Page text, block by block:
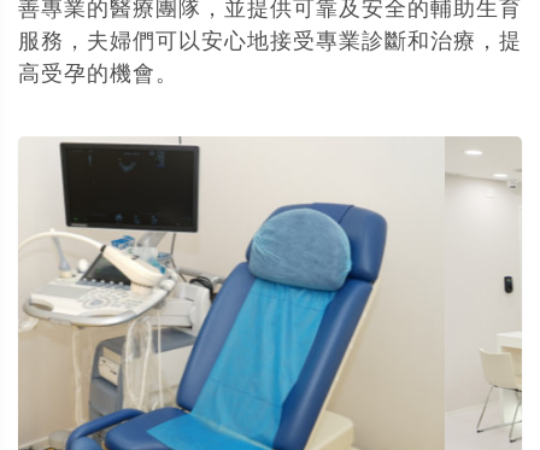
善專業的醫療團隊，並提供可靠及安全的輔助生育
服務，夫婦們可以安心地接受專業診斷和治療，提
高受孕的機會。